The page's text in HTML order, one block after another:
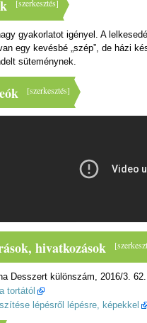
[szerkesztés]
gyakorlatot igényel. A
egy kevésbé „szép”, de házi
süteménynek.
[szerkesztés]
[
hivatkozások
Desszert különszám, 2016/3. 62.
tortától
lépésről lépésre, képekkel